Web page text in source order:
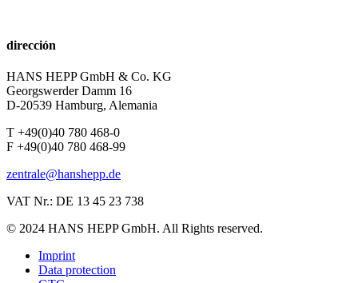
dirección
HANS HEPP GmbH & Co. KG
Georgswerder Damm 16
D-20539 Hamburg, Alemania
T +49(0)40 780 468-0
F +49(0)40 780 468-99
zentrale@hanshepp.de
VAT Nr.: DE 13 45 23 738
© 2024 HANS HEPP GmbH. All Rights reserved.
Imprint
Data protection